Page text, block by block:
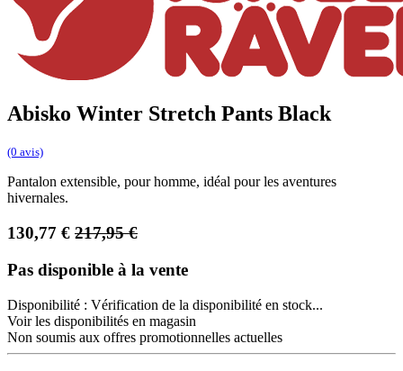
Abisko Winter Stretch Pants Black
(0 avis)
Pantalon extensible, pour homme, idéal pour les aventures
hivernales.
130,77 € 217,95€
Pas disponible à la vente
Disponibilité : Vérification de la disponibilité en stock...
Voir les disponibilités en magasin
Non soumis aux offres promotionnelles actuelles